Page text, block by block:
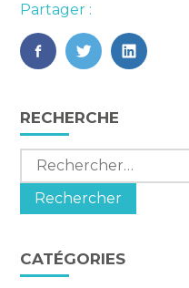
Partager :
FaceBook
TwitterLinkedIn
Blog
sidebar
RECHERCHE
Rechercher :
CATÉGORIES